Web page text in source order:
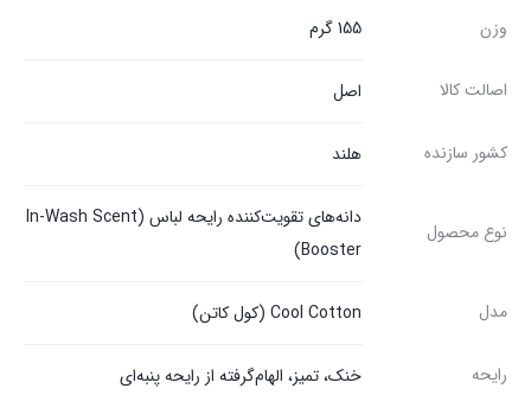
وزن 155 گرم
اصالت کالا اصل
کشور سازنده هلند
نوع محصول
دانه‌های تقویت‌کننده رایحه لباس (In-Wash Scent
Booster)
مدل Cool Cotton (کول کاتن)
رایحه خنک، تمیز، الهام‌گرفته از رایحه پنبه‌ای